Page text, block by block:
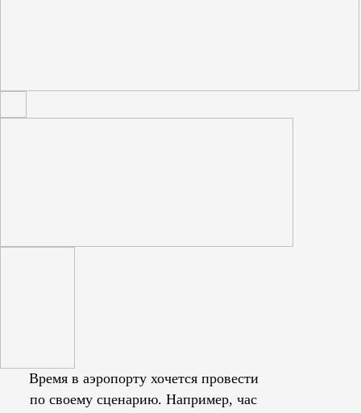
Время в аэропорту хочется провести
по своему сценарию. Например, час